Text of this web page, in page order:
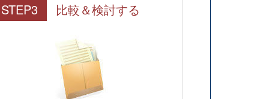
STEP3 比較＆検討する